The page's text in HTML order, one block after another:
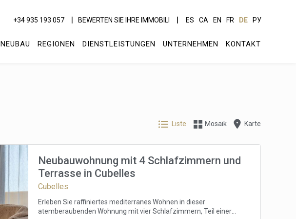
+34 935 193 057 BEWERTEN SIE IHRE IMMOBILI ES CA EN FR DE РУ
NEUBAU REGIONEN DIENSTLEISTUNGEN UNTERNEHMEN KONTAKT
Liste Mosaik Karte
Neubauwohnung mit 4 Schlafzimmern und
Terrasse in Cubelles
Cubelles
Erleben Sie raffiniertes mediterranes Wohnen in dieser
atemberaubenden Wohnung mit vier Schlafzimmern, Teil einer